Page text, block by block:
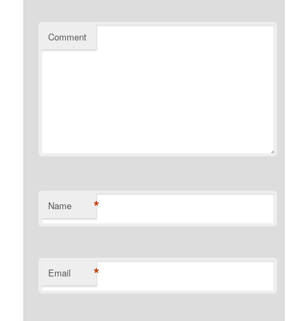
Comment
Name *
Email *